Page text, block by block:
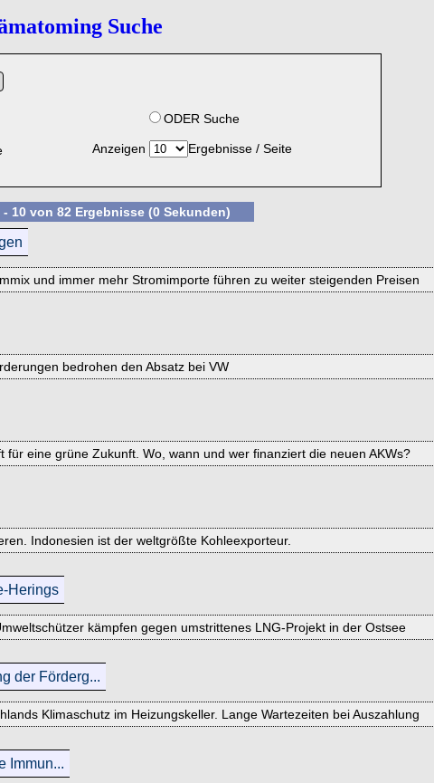
Suche
ODER Suche
Anzeigen Ergebnisse / Seite
10 von 82 Ergebnisse (0 Sekunden)
und immer mehr Stromimporte führen zu weiter steigenden Preisen
bedrohen den Absatz bei VW
eine grüne Zukunft. Wo, wann und wer finanziert die neuen AKWs?
Indonesien ist der weltgrößte Kohleexporteur.
Herings
kämpfen gegen umstrittenes LNG-Projekt in der Ostsee
der Förderg...
Klimaschutz im Heizungskeller. Lange Wartezeiten bei Auszahlung
Immun...